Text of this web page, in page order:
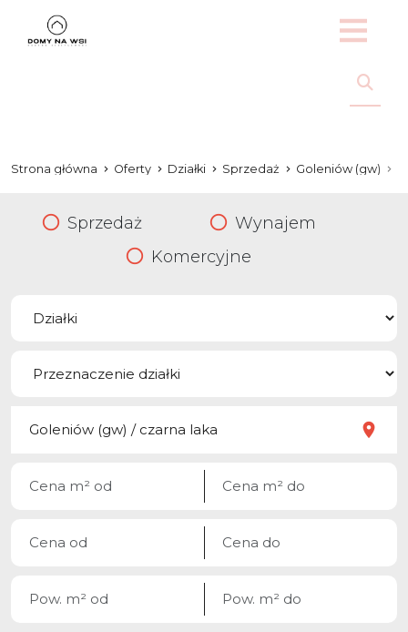
Strona główna Oferty Działki Sprzedaż Goleniów (gw)
Sprzedaż
Wynajem
Komercyjne